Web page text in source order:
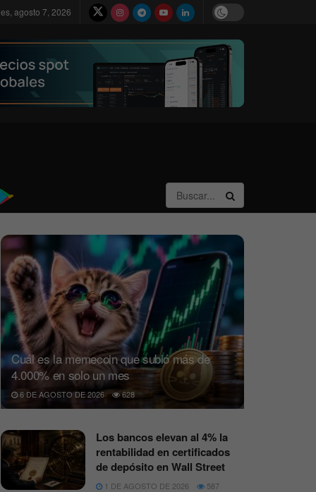
agosto 7, 2026
Cuál es la memecoin que subió más de
4.000% en solo un mes
6 DE AGOSTO DE 2026 628
Los bancos elevan al 4% la
rentabilidad en certificados
de depósito en Wall Street
1 DE AGOSTO DE 2026 587